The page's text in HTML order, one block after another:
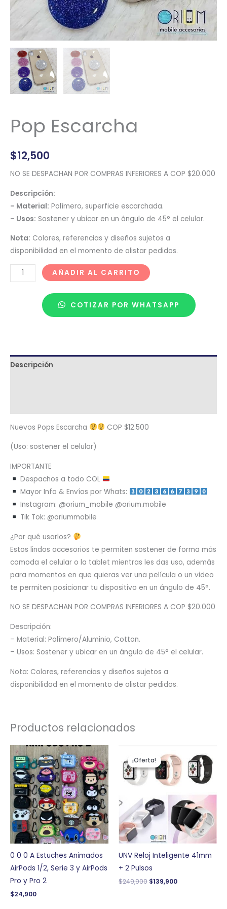
Pop Escarcha
$12,500
NO SE DESPACHAN POR COMPRAS INFERIORES A COP $20.000
Descripción:
– Material: Polímero, superficie escarchada.
– Usos: Sostener y ubicar en un ángulo de 45° el celular.
Nota: Colores, referencias y diseños sujetos a
disponibilidad en el momento de alistar pedidos.
AÑADIR AL CARRITO
COTIZAR POR WHATSAPP
Descripción
Nuevos Pops Escarcha COP $12.500
(Uso: sostener el celular)
IMPORTANTE
Despachos a todo COL
Mayor Info & Envíos por Whats:
Instagram: @orium_mobile @orium.mobile
Tik Tok: @oriummobile
¿Por qué usarlos?
Estos lindos accesorios te permiten sostener de forma más
comoda el celular o la tablet mientras les das uso, además
para momentos en que quieras ver una película o un video
te permiten posicionar tu dispositivo en un ángulo de 45°.
NO SE DESPACHAN POR COMPRAS INFERIORES A COP $20.000
Descripción:
– Material: Polímero/Aluminio, Cotton.
– Usos: Sostener y ubicar en un ángulo de 45° el celular.
Nota: Colores, referencias y diseños sujetos a
disponibilidad en el momento de alistar pedidos.
Productos relacionados
0 0 0 A Estuches Animados
AirPods 1/2, Serie 3 y AirPods
Pro y Pro 2
$24,900
¡Oferta!
¡Oferta!
UNV Reloj Inteligente 41mm
+ 2 Pulsos
$249,900
precio
original
era:
$249,900.
$139,900
precio
actual
es:
$139,900.